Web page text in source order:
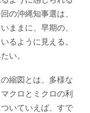
の沖縄知事選は、
ままに、早期の、
るように見える。
い。
縮図とは、多様な
クロとミクロの利
いていえば、すで